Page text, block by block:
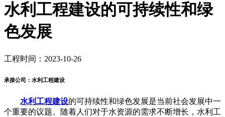
水利工程建设的可持续性和绿
色发展
工程时间：2023-10-26
承接公司：水利工程建设
水利工程建设的可持续性和绿色发展是当前社会发展中一
个重要的议题。随着人们对于水资源的需求不断增长，水利工